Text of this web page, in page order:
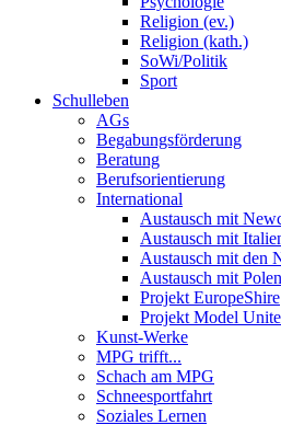
Religion (ev.)
Religion (kath.)
SoWi/Politik
Sport
Schulleben
AGs
Begabungsförderung
Beratung
Berufsorientierung
International
Austausch mit
Austausch mit
Austausch mit den
Austausch mit Polen
Projekt EuropeShire
Projekt Model
Kunst-Werke
MPG trifft...
Schach am MPG
Schneesportfahrt
Soziales Lernen